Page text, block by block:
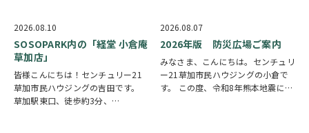
2026.08.10
SOSOPARK内の「経堂 小倉庵
草加店」
皆様こんにちは！センチュリー21
草加市民ハウジングの吉田です。
草加駅東口、徒歩約3分、
2026.08.07
2026年版 防災広場ご案内
みなさま、こんにちは。センチュリ
ー21草加市民ハウジングの小倉で
す。 この度、令和8年熊本地震によ